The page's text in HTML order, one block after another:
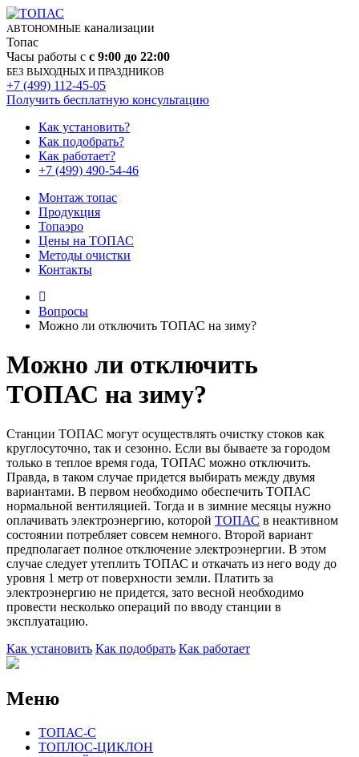
АВТОНОМНЫЕ канализации
Топас
Часы работы с с 9:00 до 22:00
БЕЗ ВЫХОДНЫХ И ПРАЗДНИКОВ
+7 (499) 112-45-05
Получить бесплатную консультацию
Как установить?
Как подобрать?
Как работает?
+7 (499) 490-54-46
Монтаж топас
Продукция
Топаэро
Цены на ТОПАС
Методы очистки
Контакты
Вопросы
Можно ли отключить ТОПАС на зиму?
Можно ли отключить
ТОПАС на зиму?
Станции ТОПАС могут осуществлять очистку стоков как
круглосуточно, так и сезонно. Если вы бываете за городом
только в теплое время года, ТОПАС можно отключить.
Правда, в таком случае придется выбирать между двумя
вариантами. В первом необходимо обеспечить ТОПАС
нормальной вентиляцией. Тогда и в зимние месяцы нужно
оплачивать электроэнергию, которой ТОПАС в неактивном
состоянии потребляет совсем немного. Второй вариант
предполагает полное отключение электроэнергии. В этом
случае следует утеплить ТОПАС и откачать из него воду до
уровня 1 метр от поверхности земли. Платить за
электроэнергию не придется, зато весной необходимо
провести несколько операций по вводу станции в
эксплуатацию.
Как установить Как подобрать Как работает
Меню
ТОПАС-С
ТОПЛОС-ЦИКЛОН